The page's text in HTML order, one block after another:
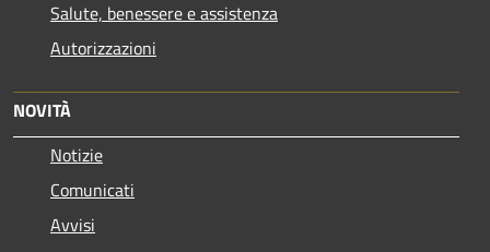
Salute, benessere e assistenza
Autorizzazioni
NOVITÀ
Notizie
Comunicati
Avvisi